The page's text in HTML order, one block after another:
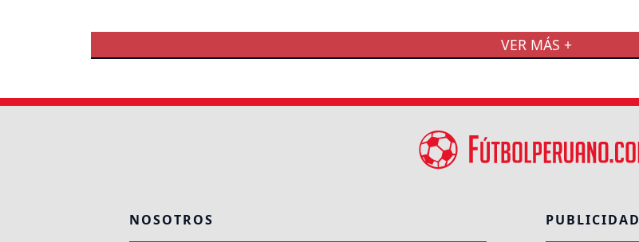
VER MÁS +
NOSOTROS PUBLICIDAD